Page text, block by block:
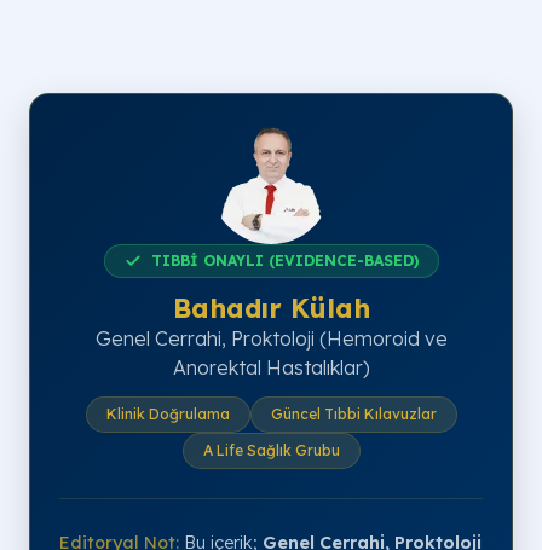
TIBBİ ONAYLI (EVIDENCE-BASED)
Bahadır Külah
Genel Cerrahi, Proktoloji (Hemoroid ve
Anorektal Hastalıklar)
Klinik Doğrulama
Güncel Tıbbi Kılavuzlar
A Life Sağlık Grubu
Editoryal Not: Bu içerik; Genel Cerrahi, Proktoloji